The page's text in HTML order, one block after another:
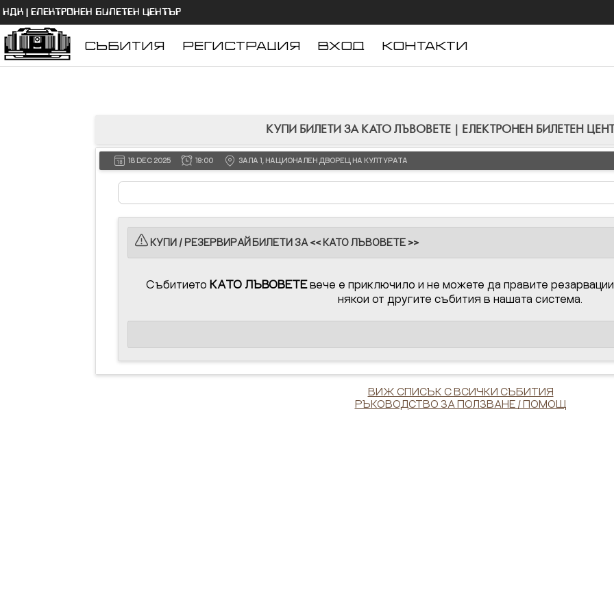
НДК | ЕЛЕКТРОНЕН БИЛЕТЕН ЦЕНТЪР
СЪБИТИЯ РЕГИСТРАЦИЯ ВХОД КОНТАКТИ
КУПИ БИЛЕТИ ЗА КАТО ЛЪВОВЕТЕ | ЕЛЕКТРОНЕН БИЛЕТЕН
18 DEC 2025 19:00 ЗАЛА 1, НАЦИОНАЛЕН ДВОРЕЦ НА КУЛТУРАТА
КУПИ / РЕЗЕРВИРАЙ БИЛЕТИ ЗА << КАТО ЛЪВОВЕТЕ >>
СъбитиетоКАТО ЛЪВОВЕТЕвече е приключило и не можете да правите
някои от другите събития в нашата система.
ВИЖ СПИСЪК С ВСИЧКИ СЪБИТИЯ
РЪКОВОДСТВО ЗА ПОЛЗВАНЕ / ПОМОЩ